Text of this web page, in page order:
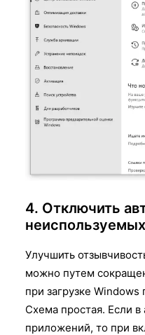
4. Отключить
Улучшить
можно путем
при загрузке
Схема простая. Если в
приложений, то при